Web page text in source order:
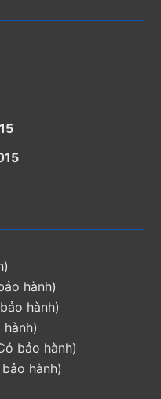
hành)
hành)
bảo hành)
hành)